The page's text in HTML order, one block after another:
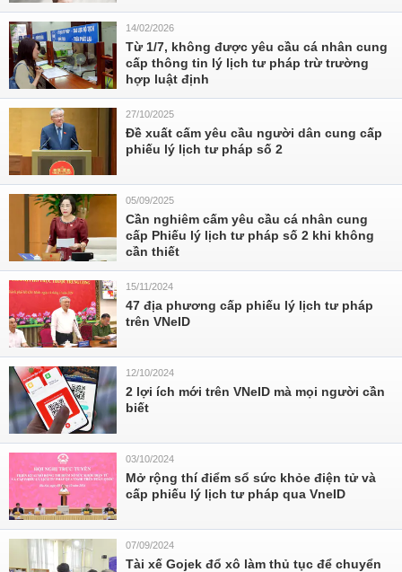
14/02/2026
Từ 1/7, không được yêu cầu cá nhân cung
cấp thông tin lý lịch tư pháp trừ trường
hợp luật định
27/10/2025
Đề xuất cấm yêu cầu người dân cung cấp
phiếu lý lịch tư pháp số 2
05/09/2025
Cần nghiêm cấm yêu cầu cá nhân cung
cấp Phiếu lý lịch tư pháp số 2 khi không
cần thiết
15/11/2024
47 địa phương cấp phiếu lý lịch tư pháp
trên VNeID
12/10/2024
2 lợi ích mới trên VNeID mà mọi người cần
biết
03/10/2024
Mở rộng thí điểm sổ sức khỏe điện tử và
cấp phiếu lý lịch tư pháp qua VneID
07/09/2024
Tài xế Gojek đổ xô làm thủ tục để chuyển